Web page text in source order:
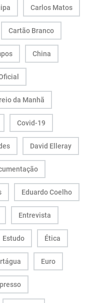
Carlos Matos
Cartão Branco
China
da Manhã
Covid-19
David Elleray
Eduardo Coelho
Entrevista
Estudo Ética
Euro